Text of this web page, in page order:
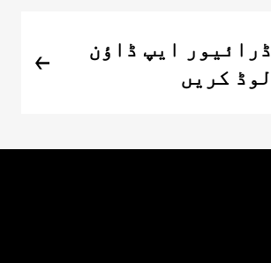
ڈرائیور ایپ ڈاؤن
لوڈ کریں